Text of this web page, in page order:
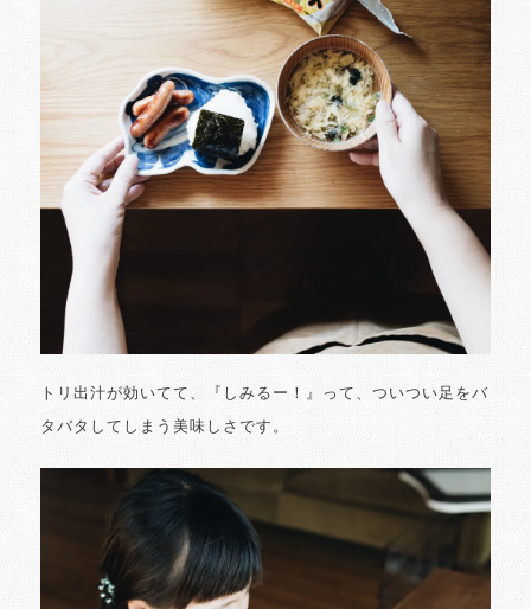
トリ出汁が効いてて、『しみるー！』って、ついつい足をバ
タバタしてしまう美味しさです。